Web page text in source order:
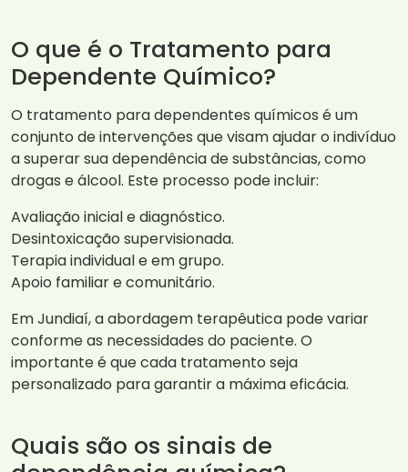
O que é o Tratamento para
Dependente Químico?
O tratamento para dependentes químicos é um
conjunto de intervenções que visam ajudar o indivíduo
a superar sua dependência de substâncias, como
drogas e álcool. Este processo pode incluir:
Avaliação inicial e diagnóstico.
Desintoxicação supervisionada.
Terapia individual e em grupo.
Apoio familiar e comunitário.
Em Jundiaí, a abordagem terapêutica pode variar
conforme as necessidades do paciente. O
importante é que cada tratamento seja
personalizado para garantir a máxima eficácia.
Quais são os sinais de